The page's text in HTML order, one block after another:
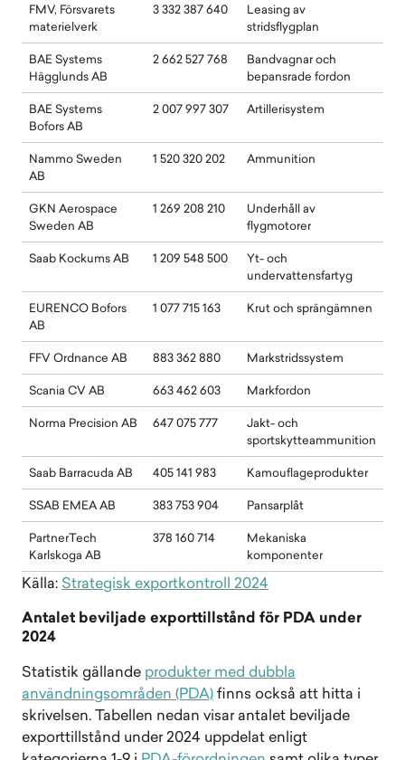
FMV, Försvarets
materielverk
3 332 387 640
Leasing av
stridsflygplan
BAE Systems
Hägglunds AB
2 662 527 768
Bandvagnar och
bepansrade fordon
BAE Systems
Bofors AB
2 007 997 307 Artillerisystem
Nammo Sweden
AB
1 520 320 202 Ammunition
GKN Aerospace
Sweden AB
1 269 208 210
Underhåll av
flygmotorer
Saab Kockums AB
1 209 548 500
Yt- och
undervattensfartyg
EURENCO Bofors
AB
1 077 715 163 Krut och sprängämnen
FFV Ordnance AB 883 362 880
Markstridssystem
Scania CV AB
663 462 603
Markfordon
Norma Precision AB
647 075 777
Jakt- och
sportskytteammunition
Saab Barracuda AB
405 141 983
Kamouflageprodukter
SSAB EMEA AB
383 753 904
Pansarplåt
PartnerTech
Karlskoga AB
378 160 714
Mekaniska
komponenter
Källa: Strategisk exportkontroll 2024
Antalet beviljade exporttillstånd för PDA under
2024
Statistik gällande produkter med dubbla
användningsområden (PDA)finns också att hitta i
skrivelsen. Tabellen nedan visar antalet beviljade
exporttillstånd under 2024 uppdelat enligt